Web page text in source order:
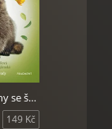
Nové příběhy se šťastným koncem - Nezbedný mýval
149 Kč